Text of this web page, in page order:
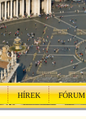
HÍREK FÓRUM